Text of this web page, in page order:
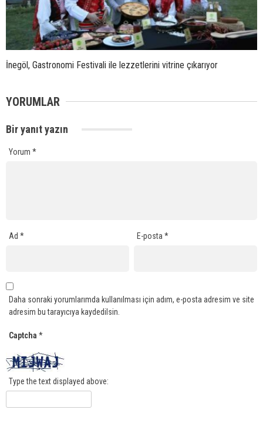
İnegöl, Gastronomi Festivali ile lezzetlerini vitrine çıkarıyor
YORUMLAR
Bir yanıt yazın
Yorum *
Ad * E-posta*
Daha sonraki yorumlarımda kullanılması için adım, e-posta adresim ve site
adresim bu tarayıcıya kaydedilsin.
Captcha *
Type the text displayed above: